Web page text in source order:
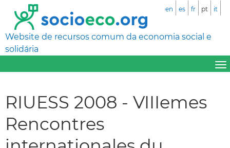
Website de recursos comum da economia social e
solidária
en es fr pt it
RIUESS 2008 - VIIIemes
Rencontres